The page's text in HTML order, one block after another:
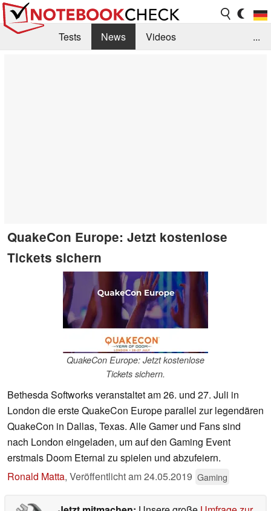
Tests News
Videos
...
QuakeCon Europe: Jetzt kostenlose
Tickets sichern
QuakeCon Europe: Jetzt kostenlose
Tickets sichern.
Bethesda Softworks veranstaltet am 26. und 27. Juli in
London die erste QuakeCon Europe parallel zur legendären
QuakeCon in Dallas, Texas. Alle Gamer und Fans sind
nach London eingeladen, um auf den Gaming Event
erstmals Doom Eternal zu spielen und abzufeiern.
Ronald Matta, Veröffentlicht am24.05.2019 Gaming